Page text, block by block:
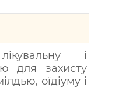
і
для захисту
оїдіуму і